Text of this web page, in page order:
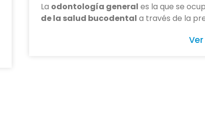
La odontología general es la que se
de la salud bucodental a través de la